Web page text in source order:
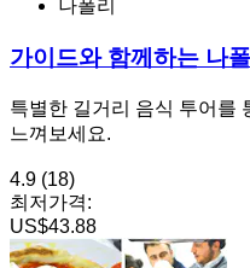
나폴리
가이드와 함께하는 나
특별한 길거리 음식 투어를
느껴보세요.
4.9 (18)
최저가격:
US$43.88